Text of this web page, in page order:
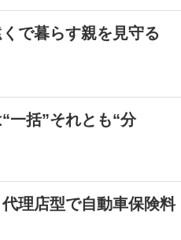
で暮らす親を見守る
一括”それとも“分
理店型で自動車保険料